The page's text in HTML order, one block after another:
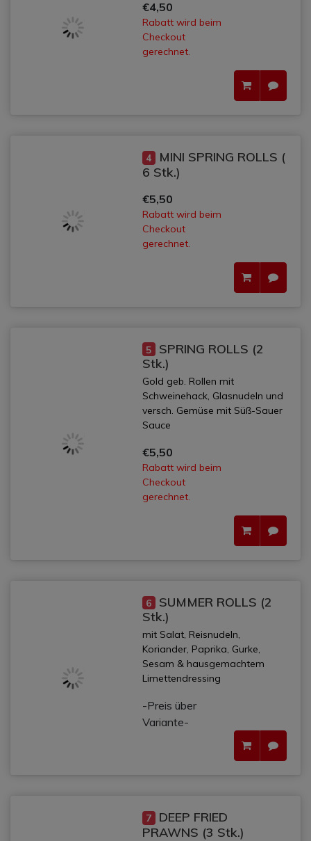
€4,50
Rabatt wird beim
Checkout
gerechnet.
4 MINI SPRING ROLLS (
6 Stk.)
€5,50
Rabatt wird beim
Checkout
gerechnet.
5 SPRING ROLLS (2
Stk.)
Gold geb. Rollen mit
Schweinehack, Glasnudeln und
versch. Gemüse mit Süß-Sauer
Sauce
€5,50
Rabatt wird beim
Checkout
gerechnet.
6 SUMMER ROLLS (2
Stk.)
mit Salat, Reisnudeln,
Koriander, Paprika, Gurke,
Sesam & hausgemachtem
Limettendressing
-Preis über
Variante-
7 DEEP FRIED
PRAWNS (3 Stk.)